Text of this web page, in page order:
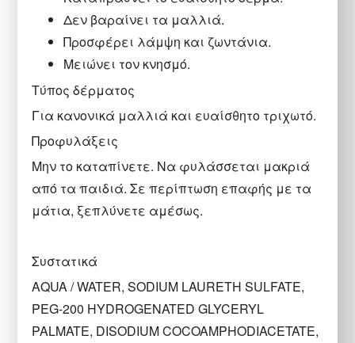
Δεν βαραίνει τα μαλλιά.
Προσφέρει λάμψη και ζωντάνια.
Μειώνει τον κνησμό.
Τύπος δέρματος
Για κανονικά μαλλιά και ευαίσθητο τριχωτό.
Προφυλάξεις
Μην το καταπίνετε. Να φυλάσσεται μακριά
από τα παιδιά. Σε περίπτωση επαφής με τα
μάτια, ξεπλύνετε αμέσως.
Συστατικά
AQUA / WATER, SODIUM LAURETH SULFATE,
PEG-200 HYDROGENATED GLYCERYL
PALMATE, DISODIUM COCOAMPHODIACETATE,